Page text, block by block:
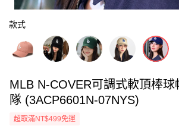
款式
MLB N-COVER可調式軟頂棒球
隊 (3ACP6601N-07NYS)
超取滿NT$499免運